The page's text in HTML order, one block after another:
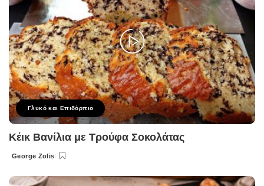
Γλυκό και Επιδόρπιο
Κέικ Βανίλια με Τρούφα Σοκολάτας
Posted
George Zolis